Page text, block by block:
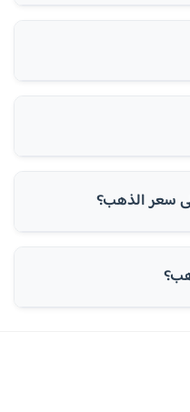
سعر الذهب؟